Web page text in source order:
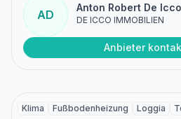
AD
Anton Robert De Icco
DE ICCO IMMOBILIEN
Anbieter
Klima Fußbodenheizung Loggia